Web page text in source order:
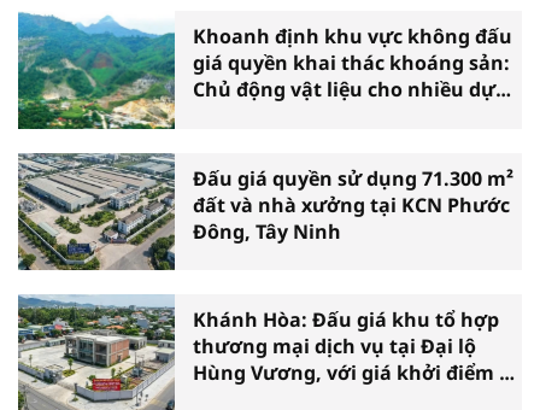
Khoanh định khu vực không đấu
giá quyền khai thác khoáng sản:
Chủ động vật liệu cho nhiều dự
Đấu giá quyền sử dụng 71.300 m²
đất và nhà xưởng tại KCN Phước
Đông, Tây Ninh
Khánh Hòa: Đấu giá khu tổ hợp
thương mại dịch vụ tại Đại lộ
Hùng Vương, với giá khởi điểm 39